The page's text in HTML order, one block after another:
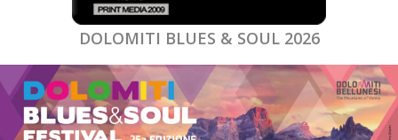
DOLOMITI BLUES & SOUL 2026